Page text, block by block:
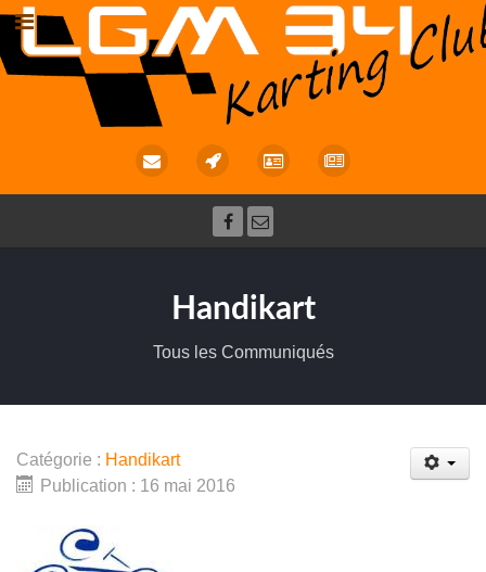
Handikart
Tous les Communiqués
Catégorie : Handikart
Publication : 16 mai 2016